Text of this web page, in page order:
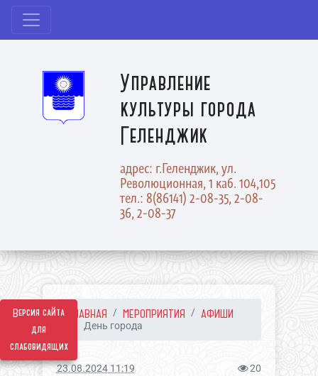
Версия сайта
для
слабовидящих
Управление
культуры города
Геленджик
адрес: г.Геленджик, ул.
Революционная, 1 каб. 104,105
тел.: 8(86141) 2-08-35, 2-08-
36, 2-08-37
ГЛАВНАЯ МЕРОПРИЯТИЯ АФИШИ
День города
23.08.2024 11:19 20